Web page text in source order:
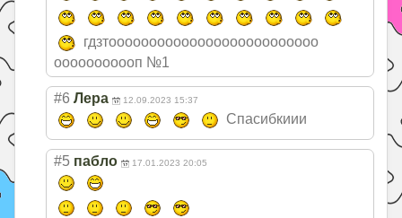
гдзтоооооооооооооооооооооооооо
ооооооооооп №1
#6 Лера 12.09.2023 15:37
Спасибкиии
#5 пабло 17.01.2023 20:05